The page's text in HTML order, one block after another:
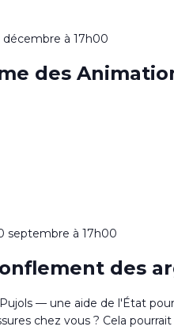
décembre à 17h00
des
septembre à 17h00
des
— une aide de l'État
chez vous ? Cela